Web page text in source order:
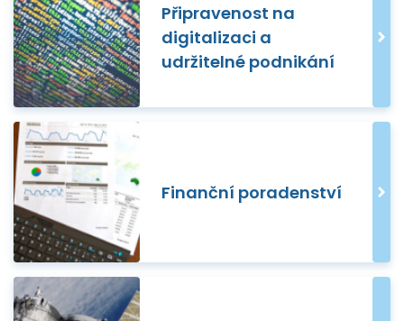
Připravenost na
digitalizaci a
udržitelné podnikání
Finanční poradenství